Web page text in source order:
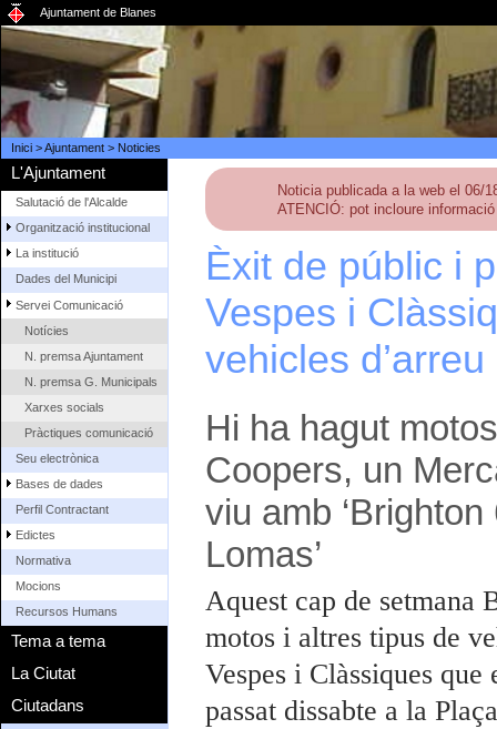
Ajuntament de Blanes
Inici>Ajuntament> Noticies
L'Ajuntament
Salutació de l'Alcalde
Organització institucional
La institució
Dades del Municipi
Servei Comunicació
Notícies
N. premsa Ajuntament
N. premsa G. Municipals
Xarxes socials
Pràctiques comunicació
Seu electrònica
Bases de dades
Perfil Contractant
Edictes
Normativa
Mocions
Recursos Humans
Tema a tema
La Ciutat
Ciutadans
Noticia publicada a la web el 06/
ATENCIÓ: pot incloure
Èxit de públic i
Vespes i
vehicles
Hi ha hagut
Coopers, un
viu amb ‘Brighton
Lomas’
Aquest cap de setmana
motos i altres tipus de
Vespes i Clàssiques
passat dissabte a la